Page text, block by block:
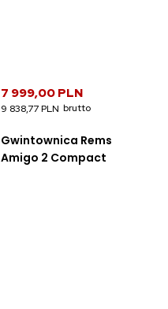
Gwintownica Rems
Amigo 2 Compact
7 999,00 PLN
9 838,77 PLN